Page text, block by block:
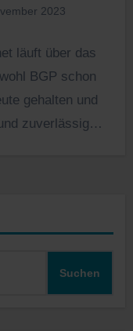
2023
läuft über das
BGP schon
gehalten und
zuverlässig…
Suchen